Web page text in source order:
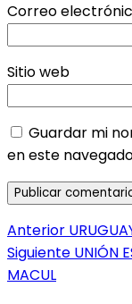
Correo
Sitio web
Guardar mi
en este
de
Anterior Entrada
anterior:
Siguiente Entrada
UNIÓN
MACUL